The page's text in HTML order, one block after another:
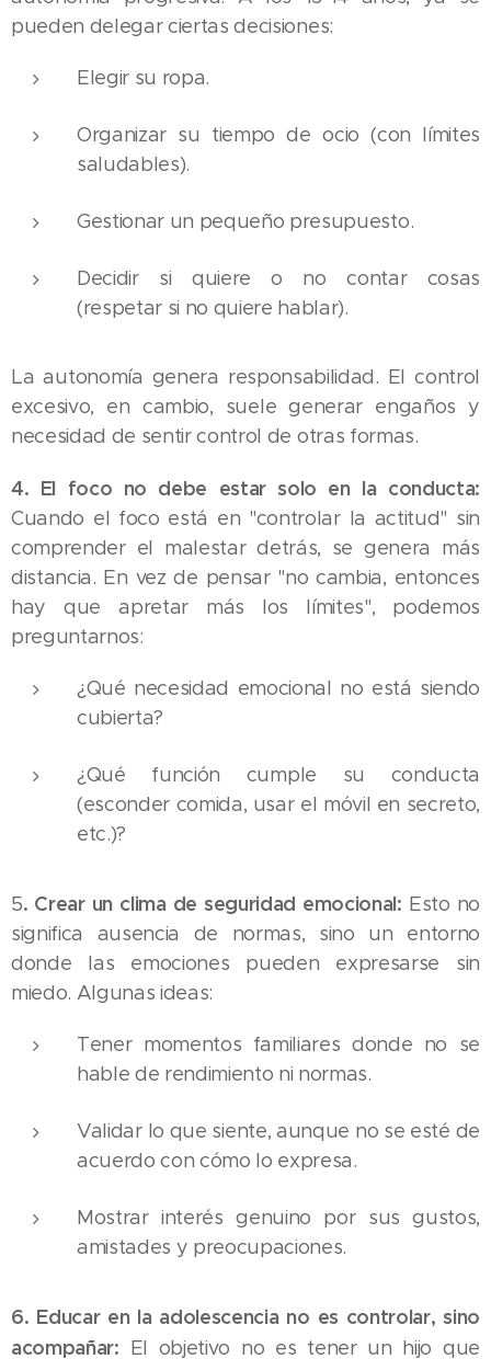
pueden delegar ciertas decisiones:
Elegir su ropa.
Organizar su tiempo de ocio (con límites
saludables).
Gestionar un pequeño presupuesto.
Decidir si quiere o no contar cosas
(respetar si no quiere hablar).
La autonomía genera responsabilidad. El control
excesivo, en cambio, suele generar engaños y
necesidad de sentir control de otras formas.
4. El foco no debe estar solo en la conducta:
Cuando el foco está en "controlar la actitud" sin
comprender el malestar detrás, se genera más
distancia. En vez de pensar "no cambia, entonces
hay que apretar más los límites", podemos
preguntarnos:
¿Qué necesidad emocional no está siendo
cubierta?
¿Qué función cumple su conducta
(esconder comida, usar el móvil en secreto,
etc.)?
5. Crear un clima de seguridad emocional: Esto no
significa ausencia de normas, sino un entorno
donde las emociones pueden expresarse sin
miedo. Algunas ideas:
Tener momentos familiares donde no se
hable de rendimiento ni normas.
Validar lo que siente, aunque no se esté de
acuerdo con cómo lo expresa.
Mostrar interés genuino por sus gustos,
amistades y preocupaciones.
6. Educar en la adolescencia no es controlar, sino
acompañar: El objetivo no es tener un hijo que